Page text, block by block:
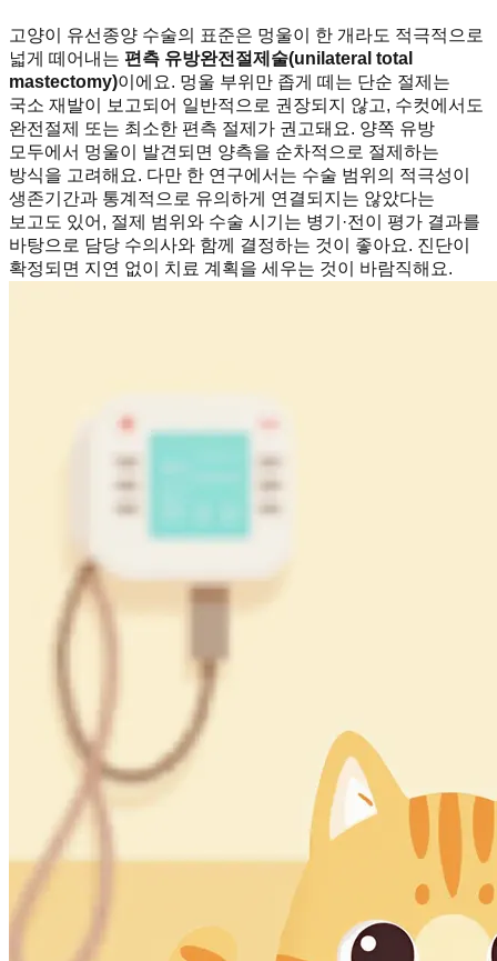
고양이 유선종양 수술의 표준은 멍울이 한 개라도 적극적으로
넓게 떼어내는 편측 유방완전절제술(unilateral total
mastectomy)이에요. 멍울 부위만 좁게 떼는 단순 절제는
국소 재발이 보고되어 일반적으로 권장되지 않고, 수컷에서도
완전절제 또는 최소한 편측 절제가 권고돼요. 양쪽 유방
모두에서 멍울이 발견되면 양측을 순차적으로 절제하는
방식을 고려해요. 다만 한 연구에서는 수술 범위의 적극성이
생존기간과 통계적으로 유의하게 연결되지는 않았다는
보고도 있어, 절제 범위와 수술 시기는 병기·전이 평가 결과를
바탕으로 담당 수의사와 함께 결정하는 것이 좋아요. 진단이
확정되면 지연 없이 치료 계획을 세우는 것이 바람직해요.